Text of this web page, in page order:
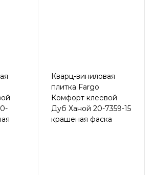
Кварц-виниловая
плитка Fargo
Комфорт клеевой
Дуб Ханой 20-7359-15
крашеная фаска